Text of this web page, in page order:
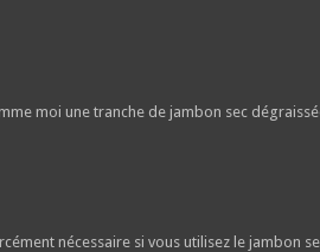
moi une tranche de jambon sec
nécessaire si vous utilisez le jambon